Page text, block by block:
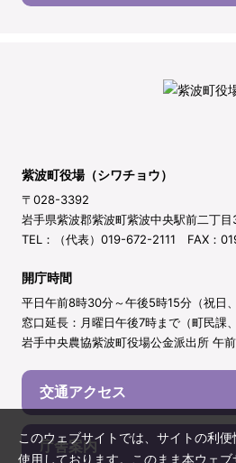
紫波町役場（シワチョウ）
〒028-3392
岩手県紫波郡紫波町紫波中央駅前二丁目
TEL：（代表）019-672-2111 FAX：
開庁時間
平日午前8時30分～午後5時15分（祝日
窓口延長：月曜日午後7時まで（町民課
岩手中央農協紫波町役場公金派出所 午
交通アクセス
庁舎案内
このウェブサイトでは、サイトの利
使用しております。このまま本ウェ